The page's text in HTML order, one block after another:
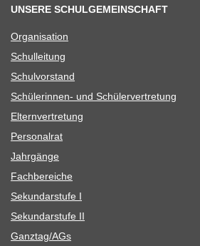
UNSERE SCHULGEMEINSCHAFT
Orga­ni­sa­tion
Schul­lei­tung
Schul­vor­stand
Schü­le­rin­nen- und Schülervertretung
Eltern­ver­tre­tung
Per­so­nal­rat
Jahr­gänge
Fach­be­rei­che
Sekun­dar­stufe I
Sekun­dar­stufe II
Ganztag/​​AGs